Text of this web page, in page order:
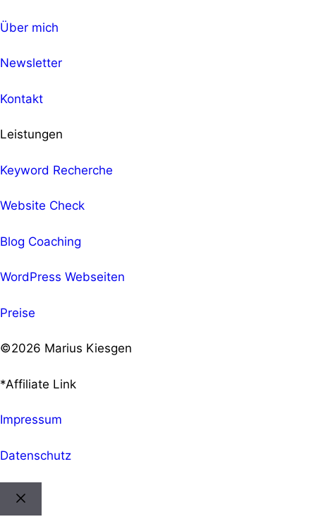
Über mich
Newsletter
Kontakt
Leistungen
Keyword Recherche
Website Check
Blog Coaching
WordPress Webseiten
Preise
©2026 Marius Kiesgen
*Affiliate Link
Impressum
Datenschutz
Schließen